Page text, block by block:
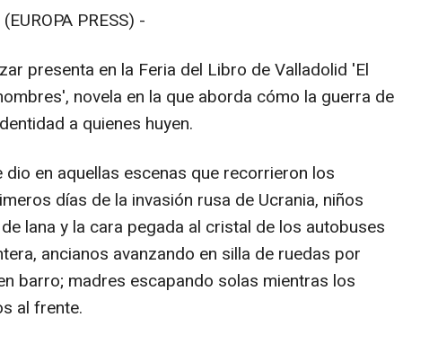
PRESS) -
presenta en la Feria del Libro de Valladolid 'El
novela en la que aborda cómo la guerra de
a quienes huyen.
dio en aquellas escenas que recorrieron los
días de la invasión rusa de Ucrania, niños
lana y la cara pegada al cristal de los autobuses
ancianos avanzando en silla de ruedas por
barro; madres escapando solas mientras los
al frente.